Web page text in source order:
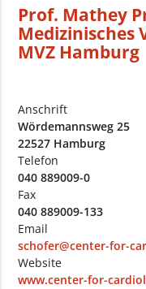
Prof. Mathey
Medizinisches
MVZ Hamburg
Anschrift
Wördemannsweg 25
22527 Hamburg
Telefon
040 889009-0
Fax
040 889009-133
Email
schofer@center-for-
Website
www.center-for-